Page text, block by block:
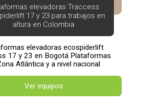
elevadoras Traccess
17 y 23 para trabajos en
altura en Colombia
elevadoras ecospiderlift
17 y 23 en Bogotá Plataformas
Atlántica y a nivel nacional
Ver equipos